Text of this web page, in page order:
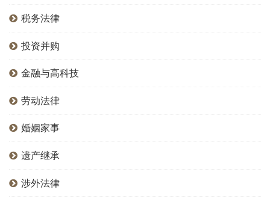
税务法律
投资并购
金融与高科技
劳动法律
婚姻家事
遗产继承
涉外法律